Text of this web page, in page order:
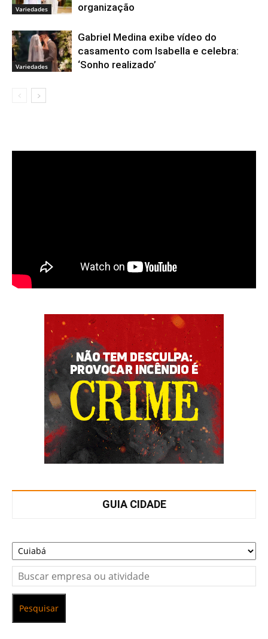
Variedades
organização
Variedades
Gabriel Medina exibe vídeo do
casamento com Isabella e celebra:
‘Sonho realizado’
GUIA CIDADE
Pesquisar